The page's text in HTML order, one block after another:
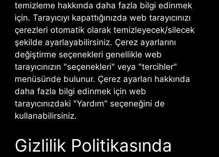
temizleme hakkında daha fazla bilgi edinmek
için. Tarayıcıyı kapattığınızda web tarayıcınızı
çerezleri otomatik olarak temizleyecek/silecek
şekilde ayarlayabilirsiniz. Çerez ayarlarını
değiştirme seçenekleri genellikle web
tarayıcınızın "seçenekleri" veya "tercihler"
menüsünde bulunur. Çerez ayarları hakkında
daha fazla bilgi edinmek için web
tarayıcınızdaki "Yardım" seçeneğini de
kullanabilirsiniz.
Gizlilik Politikasında